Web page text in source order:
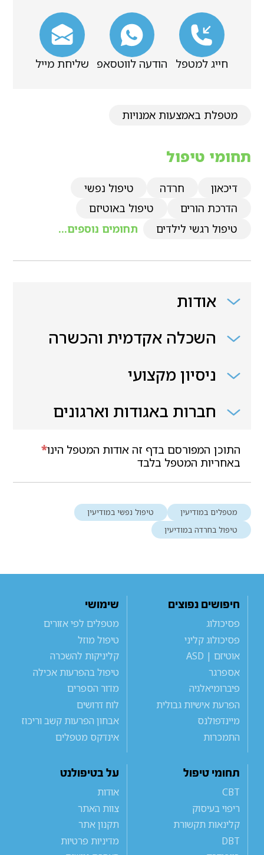
חייג למטפל הודעה לווטסאפ שליחת מייל
מטפלת באמצעות אמנויות
תחומי טיפול
דיכאון חרדה
טיפול נפשי
הדרכת הורים
טיפול באוטיזם
טיפול רגשי לילדים
תחומים נוספים...
אודות
השכלה אקדמית והכשרה
ניסיון מקצועי
חברות באגודות וארגונים
*התוכן המפורסם בדף זה אודות המטפל הינו
באחריות המטפל בלבד
מטפלים במודיעין
טיפול נפשי במודיעין
טיפול בחרדה במודיעין
חיפושים נפוצים
פסיכולוג
פסיכולוג קליני
אוטיזם | ASD
אספרגר
פיברומיאלגיה
הפרעת אישיות גבולית
מיינדפולנס
התמכרות
שימושי
מטפלים לפי אזורים
טיפול מוזל
קליניקות להשכרה
טיפול בהפרעות אכילה
מדור הספרים
לוח דרושים
אבחון הפרעות קשב וריכוז
אינדקס מטפלים
תחומי טיפול
CBT
ריפוי בעיסוק
קלינאות תקשורת
DBT
על בטיפולנט
אודות
צוות האתר
תקנון אתר
מדיניות פרטיות